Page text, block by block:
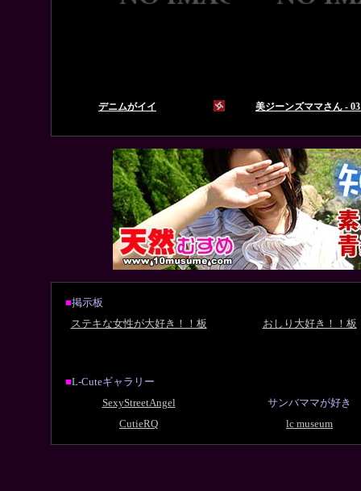
■掲示板
ステキな女性が大好き！！板
おしり大好き！！板
■L-Cuteギャラリー
SexyStreetAngel
サンバママが好き
CutieRQ
lc museum